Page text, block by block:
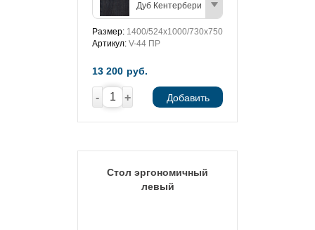
Дуб Кентербери
Размер: 1400/524х1000/730х750
Артикул: V-44 ПР
13 200 руб.
- + Добавить
Стол эргономичный
левый